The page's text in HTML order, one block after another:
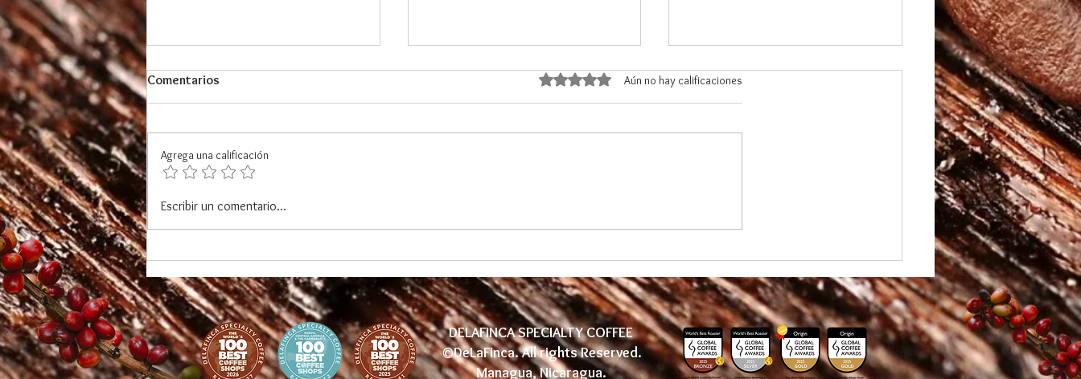
DELAFINCA fortalece lazos de
Japón
Inspiran 2026
el café a través de los sentidos
Comentarios Obtuvo 0 de 5 estrellas.Aún no hay calificaciones
Agrega una calificación
Escribir un comentario...
DELAFINCA SPECIALTY COFFEE
©DeLaFinca. All rights Reserved.
Managua, Nicaragua.